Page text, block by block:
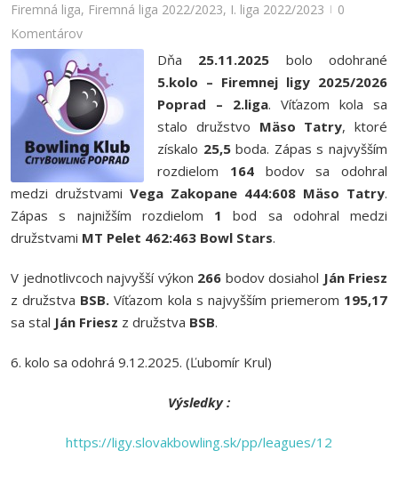
Firemná liga, Firemná liga 2022/2023, I. liga 2022/2023 |
0
Komentárov
Dňa 25.11.2025 bolo odohrané
5.kolo – Firemnej ligy 2025/2026
Poprad – 2.liga. Víťazom kola sa
stalo družstvo Mäso Tatry, ktoré
získalo 25,5boda. Zápas s najvyšším
rozdielom 164bodov sa odohral
medzi družstvami Vega Zakopane 444:608 Mäso Tatry.
Zápas s najnižším rozdielom 1 bod sa odohral medzi
družstvami MT Pelet 462:463 Bowl Stars.
V jednotlivcoch najvyšší výkon 266 bodov dosiahol Ján Friesz
z družstva BSB. Víťazom kola s najvyšším priemerom 195,17
sa stal Ján Friesz z družstva BSB.
6. kolo sa odohrá 9.12.2025. (Ľubomír Krul)
Výsledky :
https://ligy.slovakbowling.sk/pp/leagues/12